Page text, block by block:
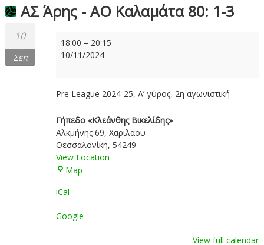
ΑΣ Άρης - ΑΟ Καλαμάτα 80: 1-3
10
Σεπ
ΑΣ
Άρης
80:
3
18:00 – 20:15
10/11/2024
Pre League 2024-25, A’ γύρος, 2η αγωνιστική
Γήπεδο «Κλεάνθης Βικελίδης»
Αλκμήνης 69 Χαριλάου
Θεσσαλονίκη, 54249
View Location
MapΓήπεδο
iCal
Google
View full calendar